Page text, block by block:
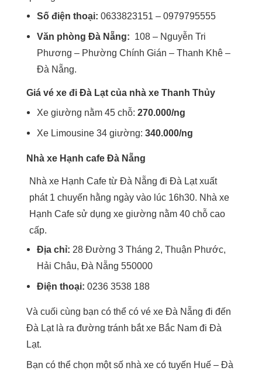
Số điện thoại: 0633823151 – 0979795555
Văn phòng Đà Nẵng: 108 – Nguyễn Tri
Phương – Phường Chính Gián – Thanh Khê –
Đà Nẵng.
Giá vé xe đi Đà Lạt của nhà xe Thanh Thủy
Xe giường nằm 45 chỗ:270.000/ng
Xe Limousine 34 giường: 340.000/ng
Nhà xe Hạnh cafe Đà Nẵng
Nhà xe Hạnh Cafe từ Đà Nẵng đi Đà Lạt xuất
phát 1 chuyến hằng ngày vào lúc 16h30. Nhà xe
Hạnh Cafe sử dụng xe giường nằm 40 chỗ cao
cấp.
Địa chỉ: 28 Đường 3 Tháng 2, Thuận Phước,
Hải Châu, Đà Nẵng 550000
Điện thoại: 0236 3538 188
Và cuối cùng bạn có thể có vé xe Đà Nẵng đi đến
Đà Lạt là ra đường tránh bắt xe Bắc Nam đi Đà
Lạt.
Bạn có thể chọn một số nhà xe có tuyến Huế – Đà